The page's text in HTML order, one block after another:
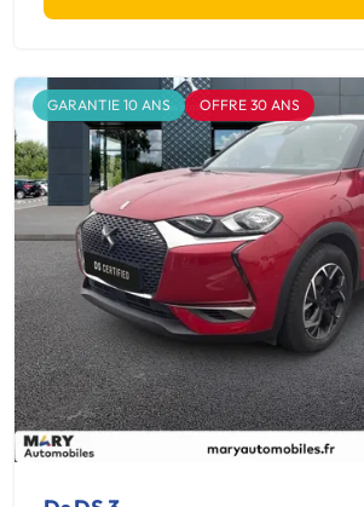
GARANTIE 10 ANS OFFRE 30 ANS